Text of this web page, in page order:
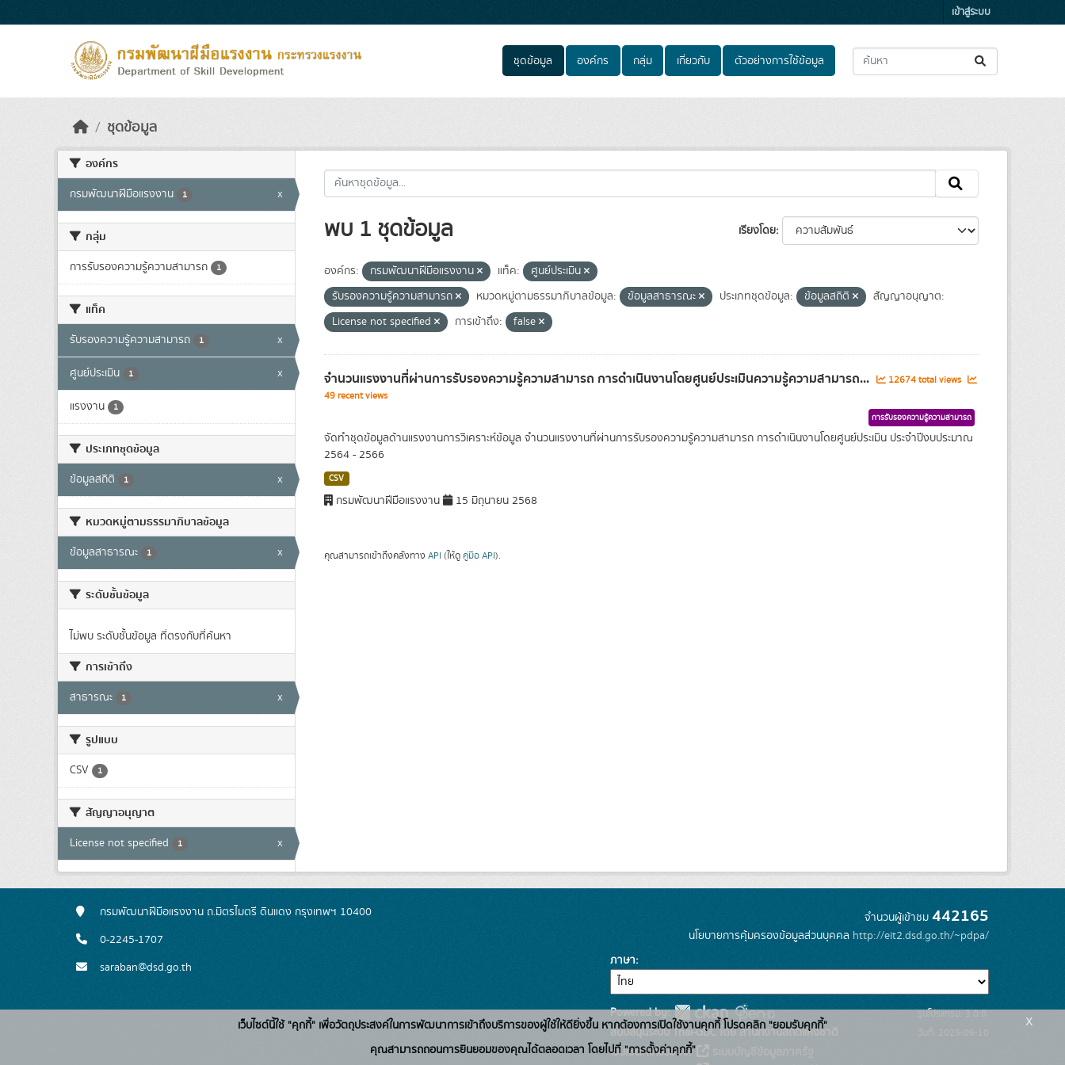
เข้าสู่ระบบ
ชุดข้อมูล องค์กร กลุ่ม เกี่ยวกับ ตัวอย่างการใช้ข้อมูล
ชุดข้อมูล
องค์กร
กรมพัฒนาฝีมือแรงงาน 1 x
กลุ่ม
การรับรองความรู้ความสามารถ 1
แท็ค
รับรองความรู้ความสามารถ 1 x
ศูนย์ประเมิน 1 x
แรงงาน 1
ประเภทชุดข้อมูล
ข้อมูลสถิติ 1 x
หมวดหมู่ตามธรรมาภิบาลข้อมูล
ข้อมูลสาธารณะ 1 x
ระดับชั้นข้อมูล
ไม่พบ ระดับชั้นข้อมูล ที่ตรงกับที่ค้นหา
การเข้าถึง
สาธารณะ 1 x
รูปแบบ
CSV 1
สัญญาอนุญาต
License not specified 1 x
เรียงโดย
พบ 1 ชุดข้อมูล
องค์กร: กรมพัฒนาฝีมือแรงงาน แท็ค:
ศูนย์ประเมิน
รับรองความรู้ความสามารถ
หมวดหมู่ตามธรรมาภิบาลข้อมูล: ข้อมูลสาธารณะ ประเภทชุดข้อมูล: ข้อมูลสถิติ
สัญญาอนุญาต:
License not specified
การเข้าถึง: false
จำนวนแรงงานที่ผ่านการรับรองความรู้ความสามารถ การดำเนินงานโดยศูนย์ประเมินความรู้ความสามารถ...
12674 total views
49 recent views
การรับรองความรู้ความสามารถ
จัดทำชุดข้อมูลด้านแรงงานการวิเคราะห์ข้อมูล จำนวนแรงงานที่ผ่านการรับรองความรู้ความสามารถ การดำเนินงานโดยศูนย์ประเมิน ประจำปีงบประมาณ
2564 - 2566
CSV
กรมพัฒนาฝีมือแรงงาน 15 มิถุนายน 2568
คุณสามารถเข้าถึงคลังทาง API (ให้ดู คู่มือ API).
กรมพัฒนาฝีมือแรงงาน ถ.มิตรไมตรี ดินแดง กรุงเทพฯ 10400
0-2245-1707
saraban@dsd.go.th
จำนวนผู้เข้าชม 442165
นโยบายการคุ้มครองข้อมูลส่วนบุคคล http://eit2.dsd.go.th/~pdpa/
ภาษา
Powered by:
สนับสนุนระบบ Thai-GDC โดย สำนักงานสถิติแห่งชาติ
เว็บไซต์ที่เกี่ยวข้อง:
รุ่นโปรแกรม: 3.0.0
วันที่: 2025-06-10
เว็บไซต์นี้ใช้ "คุกกี้" เพื่อวัตถุประสงค์ในการพัฒนาการเข้าถึงบริการของผู้ใช้ให้ดียิ่งขึ้น หากต้องการเปิดใช้งานคุกกี้ โปรดคลิก "ยอมรับคุกกี้"
คุณสามารถถอนการยินยอมของคุณได้ตลอดเวลา โดยไปที่ "การตั้งค่าคุกกี้"
x